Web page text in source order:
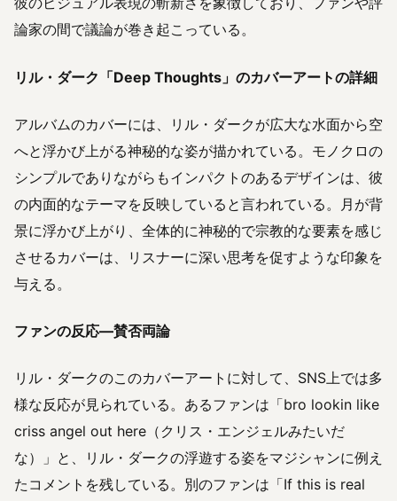
論家の間で議論が巻き起こっている。
リル・ダーク「Deep Thoughts」のカバーアートの詳細
アルバムのカバーには、リル・ダークが広大な水面から空
へと浮かび上がる神秘的な姿が描かれている。モノクロの
シンプルでありながらもインパクトのあるデザインは、彼
の内面的なテーマを反映していると言われている。月が背
景に浮かび上がり、全体的に神秘的で宗教的な要素を感じ
させるカバーは、リスナーに深い思考を促すような印象を
与える。
ファンの反応—賛否両論
リル・ダークのこのカバーアートに対して、SNS上では多
様な反応が見られている。あるファンは「bro lookin like
criss angel out here（クリス・エンジェルみたいだ
な）」と、リル・ダークの浮遊する姿をマジシャンに例え
たコメントを残している。別のファンは「If this is real